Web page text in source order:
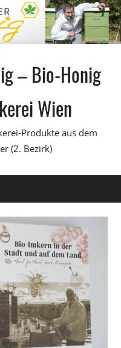
– Bio-Honig
Wien
Produkte aus dem
(2. Bezirk)